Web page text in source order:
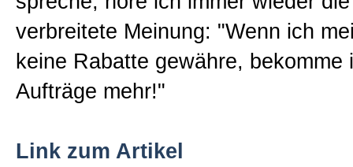
verbreitete Meinung: "Wenn ich
keine Rabatte gewähre, bekomme
Aufträge mehr!"
Link zum Artikel